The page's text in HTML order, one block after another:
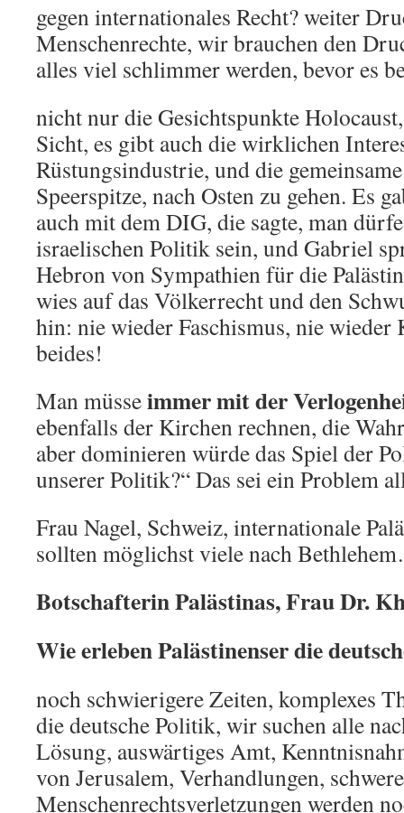
gegen internationales Recht? weiter
Menschenrechte, wir brauchen den
alles viel schlimmer werden, bevor es
nicht nur die Gesichtspunkte
Sicht, es gibt auch die wirklichen
Rüstungsindustrie, und die
Speerspitze, nach Osten zu gehen. Es
auch mit dem DIG, die sagte, man
israelischen Politik sein, und Gabriel
Hebron von Sympathien für die
wies auf das Völkerrecht und den
hin: nie wieder Faschismus, nie wieder
beides!
Man müsseimmer mit der
ebenfalls der Kirchen rechnen, die
aber dominieren würde das Spiel der
unserer Politik?“ Das sei ein Problem
Frau Nagel, Schweiz, internationale
sollten möglichst viele nach
Botschafterin Palästinas, Frau Dr.
Wie erleben Palästinenser die
noch schwierigere Zeiten, komplexes
die deutsche Politik, wir suchen alle
Lösung, auswärtiges Amt,
von Jerusalem, Verhandlungen, schwere
Menschenrechtsverletzungen werden